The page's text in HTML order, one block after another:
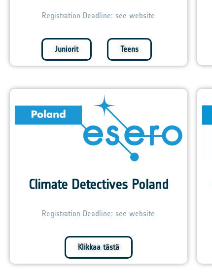
Registration Deadline: see website
Juniorit Teens
Climate Detectives Poland
Registration Deadline: see website
Klikkaa tästä